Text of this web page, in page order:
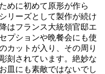
めに初めて原形が作ら
リーズとして製作が続け
はフランス大統領官邸エ
プションや晩餐会にも使
カットが入り、その周り
刻されています。絶妙な
皿にも素敵ではないでし